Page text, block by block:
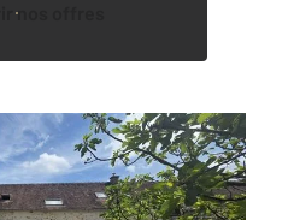
nos offres